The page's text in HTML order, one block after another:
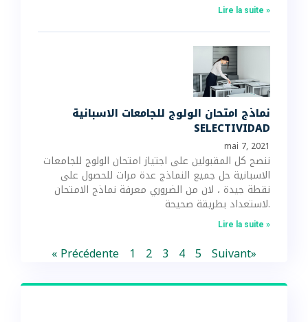
Lire la suite »
نماذج امتحان الولوج للجامعات الاسبانية
SELECTIVIDAD
mai 7, 2021
ننصح كل المقبولين على اجتياز امتحان الولوج للجامعات
الاسبانية حل جميع النماذج عدة مرات للحصول على
نقطة جيدة ، لان من الضروري معرفة نماذج الامتحان
لاستعداد بطريقة صحيحة.
Lire la suite »
« Précédente 1 2 3 4 5 Suivant»